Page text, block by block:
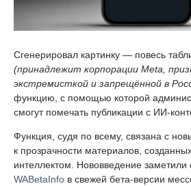
Сгенерировал картинку — повесь
(принадлежит корпорации Meta,
экстремисткой и запрещённой в
функцию, с помощью которой
смогут помечать публикации с ИИ-
Функция, судя по всему, связана с
к прозрачности материалов,
интеллектом. Нововведение заметили
WABetaInfo в свежей бета-версии